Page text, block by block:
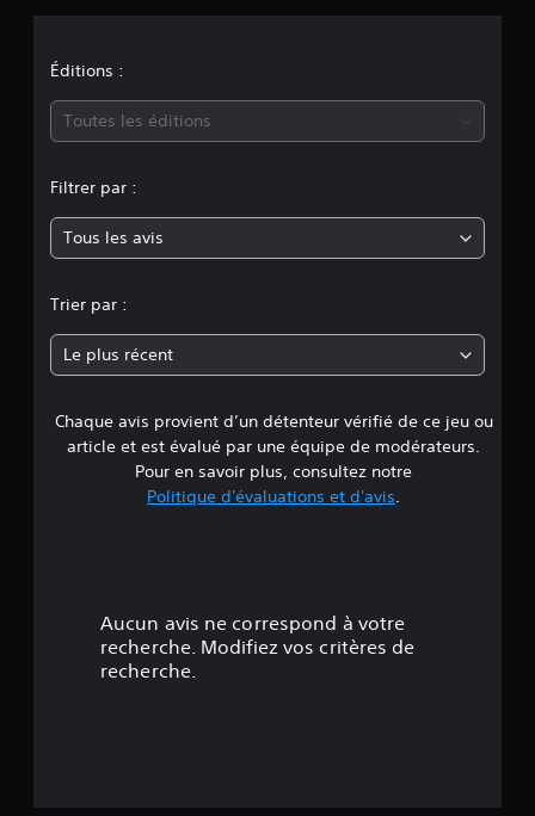
t
i
n
Éditions :
Toutes les éditions
Filtrer par :
Tous les avis
Trier par :
Le plus récent
Chaque avis provient d’un détenteur vérifié de ce jeu ou
article et est évalué par une équipe de modérateurs.
Pour en savoir plus, consultez notre
Politique d'évaluations et d'avis.
Aucun avis ne correspond à votre
recherche. Modifiez vos critères de
recherche.